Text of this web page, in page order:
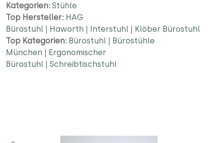
Kategorien: Stühle
Top Hersteller: HAG
Bürostuhl | Haworth | Interstuhl | Klöber Bürostuhl
Top Kategorien: Bürostuhl | Bürostühle
München | Ergonomischer
Bürostuhl | Schreibtischstuhl